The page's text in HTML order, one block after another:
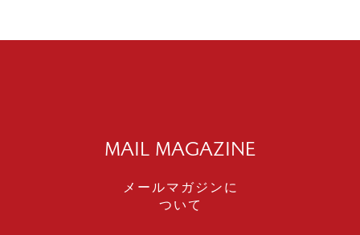
MAIL MAGAZINE
メールマガジンに
ついて